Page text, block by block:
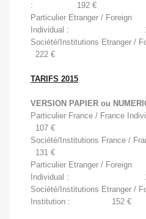
: 192  €
Particulier Etranger / Foreign
Individual : 183
Société/Institutions
222  €
TARIFS 2015
VERSION PAPIER ou
Particulier France /
107 €
Société/Institutions
131  €
Particulier Etranger / Foreign
Individual : 126
Société/Institutions Etranger /
Institution : 152  €